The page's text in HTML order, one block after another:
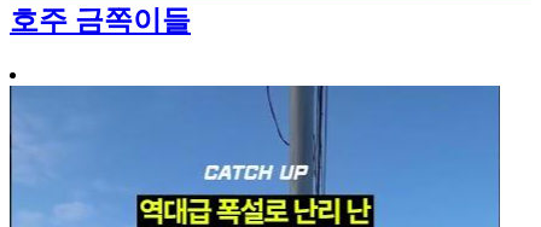
호주 금쪽이들